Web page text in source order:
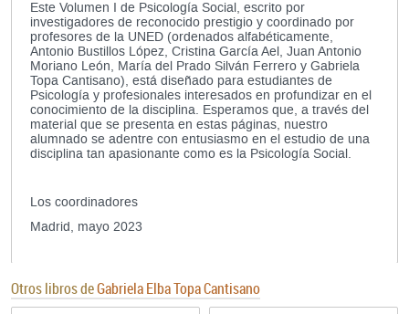
Este Volumen I de Psicología Social, escrito por
investigadores de reconocido prestigio y coordinado por
profesores de la UNED (ordenados alfabéticamente,
Antonio Bustillos López, Cristina García Ael, Juan Antonio
Moriano León, María del Prado Silván Ferrero y Gabriela
Topa Cantisano), está diseñado para estudiantes de
Psicología y profesionales interesados en profundizar en el
conocimiento de la disciplina. Esperamos que, a través del
material que se presenta en estas páginas, nuestro
alumnado se adentre con entusiasmo en el estudio de una
disciplina tan apasionante como es la Psicología Social.
Los coordinadores
Madrid, mayo 2023
Otros libros deGabriela Elba Topa Cantisano